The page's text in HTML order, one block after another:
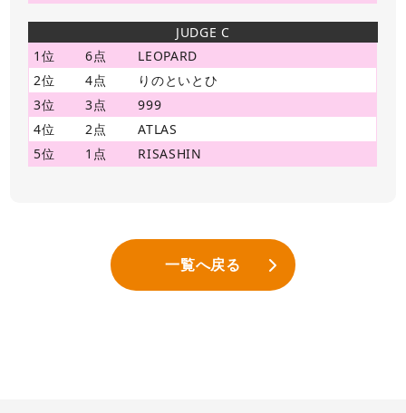
JUDGE C
1位
6点
LEOPARD
2位
4点
りのといとひ
3位
3点
999
4位
2点
ATLAS
5位
1点 RISASHIN
一覧へ戻る